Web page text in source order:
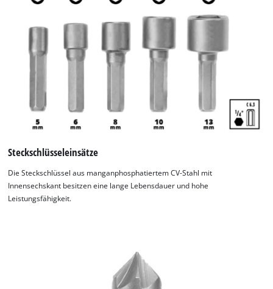
Steckschlüsseleinsätze
Die Steckschlüssel aus manganphosphatiertem CV-Stahl mit
Innensechskant besitzen eine lange Lebensdauer und hohe
Leistungsfähigkeit.